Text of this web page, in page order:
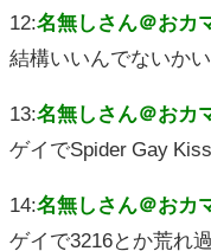
12:名無しさん＠おカ
結構いいんでないか
13:名無しさん＠おカ
ゲイでSpider Gay
14:名無しさん＠おカ
ゲイで3216とか荒れ